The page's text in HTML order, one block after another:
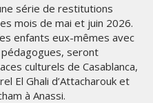
série de restitutions
mois de mai et juin 2026.
enfants eux-mêmes avec
seront
culturels de Casablanca,
El Ghali d’Attacharouk et
à Anassi.